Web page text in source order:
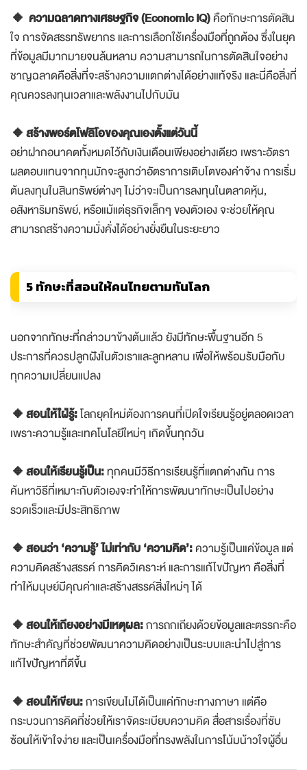
🔸 ความฉลาดทางเศรษฐกิจ (Economic IQ)คือทักษะการตัดสิน
ใจ การจัดสรรทรัพยากร และการเลือกใช้เครื่องมือที่ถูกต้อง ซึ่งในยุค
ที่ข้อมูลมีมากมายจนล้นหลาม ความสามารถในการตัดสินใจอย่าง
ชาญฉลาดคือสิ่งที่จะสร้างความแตกต่างได้อย่างแท้จริง และนี่คือสิ่งที่
คุณควรลงทุนเวลาและพลังงานไปกับมัน
🔸สร้างพอร์ตโฟลิโอของคุณเองตั้งแต่วันนี้
อย่าฝากอนาคตทั้งหมดไว้กับเงินเดือนเพียงอย่างเดียว เพราะอัตรา
ผลตอบแทนจากทุนมักจะสูงกว่าอัตราการเติบโตของค่าจ้าง การเริ่ม
ต้นลงทุนในสินทรัพย์ต่างๆ ไม่ว่าจะเป็นการลงทุนในตลาดหุ้น,
อสังหาริมทรัพย์, หรือแม้แต่ธุรกิจเล็กๆ ของตัวเอง จะช่วยให้คุณ
สามารถสร้างความมั่งคั่งได้อย่างยั่งยืนในระยะยาว
5 ทักษะที่สอนให้คนไทยตามทันโลก
นอกจากทักษะที่กล่าวมาข้างต้นแล้ว ยังมีทักษะพื้นฐานอีก 5
ประการที่ควรปลูกฝังในตัวเราและลูกหลาน เพื่อให้พร้อมรับมือกับ
ทุกความเปลี่ยนแปลง
🔸สอนให้ใฝ่รู้:โลกยุคใหม่ต้องการคนที่เปิดใจเรียนรู้อยู่ตลอดเวลา
เพราะความรู้และเทคโนโลยีใหม่ๆ เกิดขึ้นทุกวัน
🔸สอนให้เรียนรู้เป็น:ทุกคนมีวิธีการเรียนรู้ที่แตกต่างกัน การ
ค้นหาวิธีที่เหมาะกับตัวเองจะทำให้การพัฒนาทักษะเป็นไปอย่าง
รวดเร็วและมีประสิทธิภาพ
🔸สอนว่า ‘ความรู้’ ไม่เท่ากับ ‘ความคิด’:ความรู้เป็นแค่ข้อมูล แต่
ความคิดสร้างสรรค์ การคิดวิเคราะห์ และการแก้ไขปัญหา คือสิ่งที่
ทำให้มนุษย์มีคุณค่าและสร้างสรรค์สิ่งใหม่ๆ ได้
🔸สอนให้เถียงอย่างมีเหตุผล:การถกเถียงด้วยข้อมูลและตรรกะคือ
ทักษะสำคัญที่ช่วยพัฒนาความคิดอย่างเป็นระบบและนำไปสู่การ
แก้ไขปัญหาที่ดีขึ้น
🔸สอนให้เขียน:การเขียนไม่ได้เป็นแค่ทักษะทางภาษา แต่คือ
กระบวนการคิดที่ช่วยให้เราจัดระเบียบความคิด สื่อสารเรื่องที่ซับ
ซ้อนให้เข้าใจง่าย และเป็นเครื่องมือที่ทรงพลังในการโน้มน้าวใจผู้อื่น